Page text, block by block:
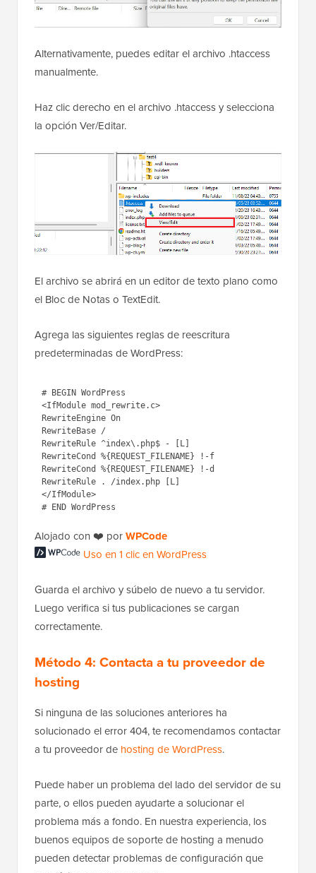
Alternativamente, puedes editar el archivo .htaccess
manualmente.
Haz clic derecho en el archivo .htaccess y selecciona
la opción Ver/Editar.
El archivo se abrirá en un editor de texto plano como
el Bloc de Notas o TextEdit.
Agrega las siguientes reglas de reescritura
predeterminadas de WordPress:
# BEGIN WordPress
<IfModule mod_rewrite.c>
RewriteEngine On
RewriteBase /
RewriteRule ^index\.php$ - [L]
RewriteCond %{REQUEST_FILENAME} !-f
RewriteCond %{REQUEST_FILENAME} !-d
RewriteRule . /index.php [L]
</IfModule>
Alojado con ❤️ porWPCode
Uso en 1 clic en WordPress
Guarda el archivo y súbelo de nuevo a tu servidor.
Luego verifica si tus publicaciones se cargan
correctamente.
Método 4: Contacta a tu proveedor de
hosting
Si ninguna de las soluciones anteriores ha
solucionado el error 404, te recomendamos contactar
a tu proveedor de hosting de WordPress.
Puede haber un problema del lado del servidor de su
parte, o ellos pueden ayudarte a solucionar el
problema más a fondo. En nuestra experiencia, los
buenos equipos de soporte de hosting a menudo
pueden detectar problemas de configuración que